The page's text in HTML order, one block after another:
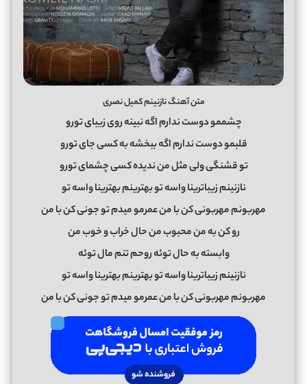
متن آهنگ نازنینم کمیل نصری
چشممو دوست ندارم اگه نبینه روی زیبای تورو
قلبمو دوست ندارم اگه ببخشه به کسی جای تورو
تو قشنگی ولی مثل من ندیده کسی چشمای تورو
نازنینم زیباترینا واسه تو بهترینم بهترینا واسه تو
مهربونم مهربونی کن با من عمرمو میدم تو جونی کن با من
رو کن به من محبوب من حال خراب و خوب من
وابسته‌ به حال توئه روحم تنم مال توئه
نازنینم زیباترینا واسه تو بهترینم بهترینا واسه تو
مهربونم مهربونی کن با من عمرمو میدم تو جونی کن با من